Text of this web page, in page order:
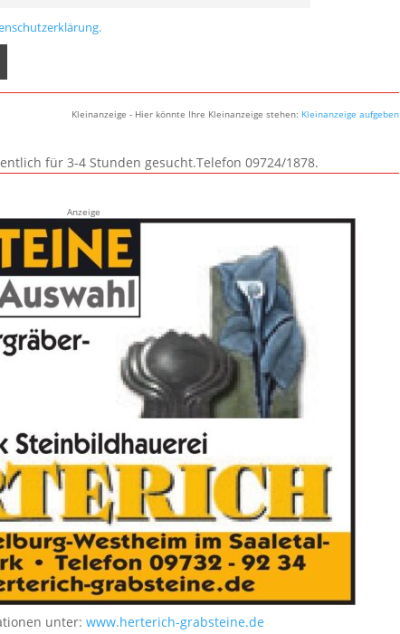
Kleinanzeige - Hier könnte Ihre Kleinanzeige stehen: Kleinanzeige aufgeben
für 3-4 Stunden gesucht.Telefon 09724/1878.
Anzeige
unter: www.herterich-grabsteine.de